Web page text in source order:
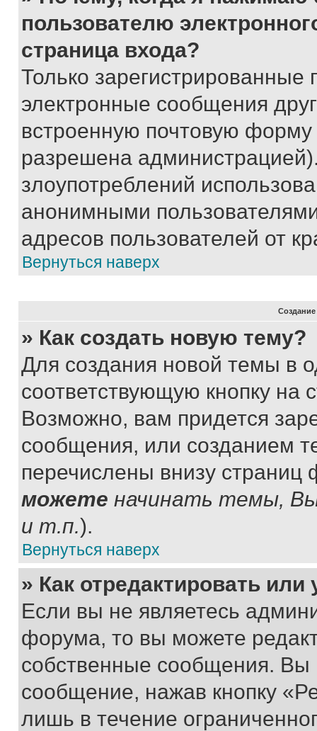
пользователю
страница входа?
Только зарегистрированные
электронные сообщения
встроенную почтовую
разрешена
злоупотреблений
анонимными
адресов пользователей от
Вернуться наверх
» Как создать новую тему?
Для создания новой темы в
соответствующую кнопку
Возможно, вам придется
сообщения, или созданием
перечислены внизу
можете начинать темы,
и т.п.).
Вернуться наверх
» Как отредактировать
Если вы не являетесь
форума, то вы можете
собственные сообщения. Вы
сообщение, нажав кнопку
лишь в течение